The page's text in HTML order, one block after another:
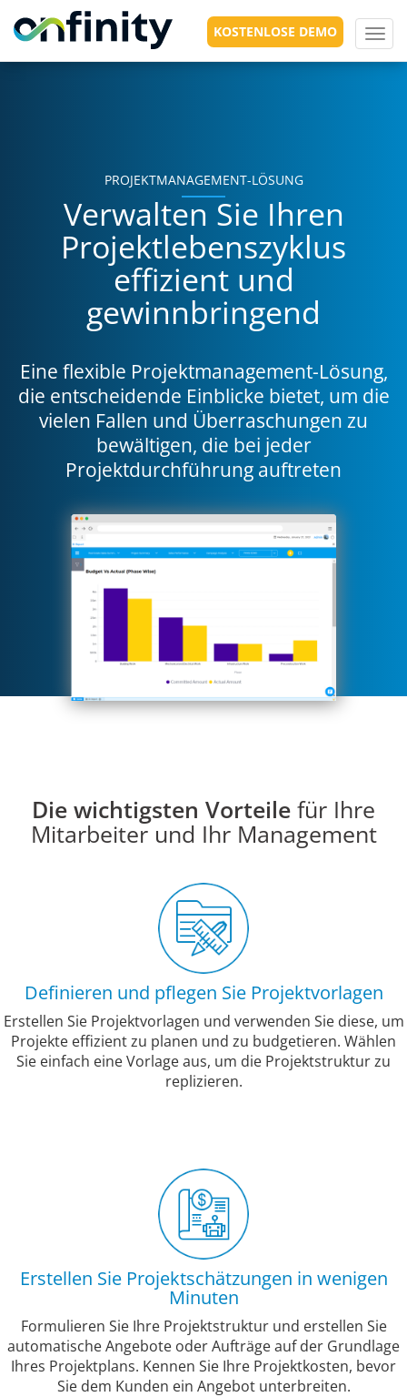
KOSTENLOSE DEMO
PROJEKTMANAGEMENT-LÖSUNG
Verwalten Sie Ihren
Projektlebenszyklus
effizient und
gewinnbringend
Eine flexible Projektmanagement-Lösung,
die entscheidende Einblicke bietet, um die
vielen Fallen und Überraschungen zu
bewältigen, die bei jeder
Projektdurchführung auftreten
Die wichtigsten Vorteile für Ihre
Mitarbeiter und Ihr Management
Definieren und pflegen Sie Projektvorlagen
Erstellen Sie Projektvorlagen und verwenden Sie diese, um
Projekte effizient zu planen und zu budgetieren. Wählen
Sie einfach eine Vorlage aus, um die Projektstruktur zu
replizieren.
Erstellen Sie Projektschätzungen in wenigen
Minuten
Formulieren Sie Ihre Projektstruktur und erstellen Sie
automatische Angebote oder Aufträge auf der Grundlage
Ihres Projektplans. Kennen Sie Ihre Projektkosten, bevor
Sie dem Kunden ein Angebot unterbreiten.